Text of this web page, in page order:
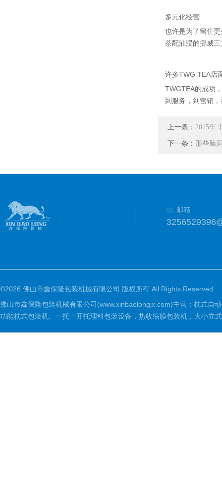
多元化经营
也许是为了留住
茶配油浸的挪威
许多TWG TEA店
TWGTEA的成功
到服务，到营销
上一条： 2015年
下一条： 那些脑
邮箱
©2026 佛山市鑫保隆包装机械有限公司 版权所有 All Rights Reserved.
佛山市鑫保隆包装机械有限公司(www.xinbaolongjx.com)主营：枕式自
功能枕式包装机、一托一开托理料包装设备，热收缩膜包装机，大小立